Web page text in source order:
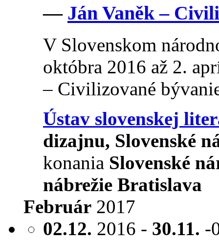
— Ján Vaněk –
V Slovenskom
októbra 2016 až 2.
– Civilizované
Ústav slovenskej
dizajnu, Slovenské
konania Slovenské
nábrežie Bratislava
Február 2017
02.12. 2016 - 30.11. -